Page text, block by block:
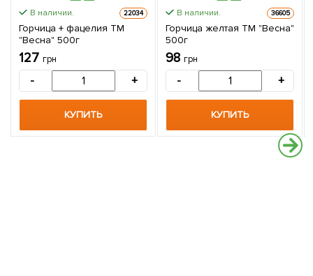
В наличии. 22034
Горчица + фацелия ТМ
"Весна" 500г
127 грн
- +
КУПИТЬ
В наличии. 36605
Горчица желтая ТМ "Весна"
500г
98 грн
- +
КУПИТЬ